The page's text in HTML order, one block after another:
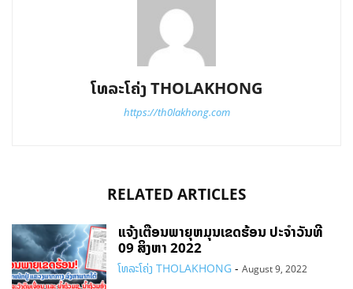
ໂທລະໂຄ່ງ THOLAKHONG
https://th0lakhong.com
RELATED ARTICLES
ແຈ້ງເຕືອນພາຍຸຫມຸນເຂດຮ້ອນ ປະຈໍາວັນທີ
09 ສິງຫາ 2022
ໂທລະໂຄ່ງ THOLAKHONG - August 9, 2022